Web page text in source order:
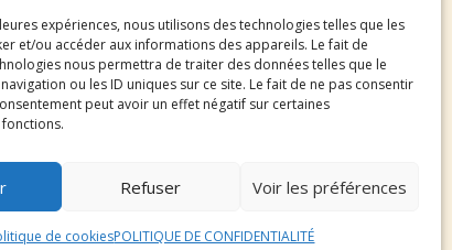
expériences, nous utilisons des technologies telles que les
et/ou accéder aux informations des appareils. Le fait de
nous permettra de traiter des données telles que le
ou les ID uniques sur ce site. Le fait de ne pas consentir
peut avoir un effet négatif sur certaines
Refuser Voir les préférences
de cookiesPOLITIQUE DE CONFIDENTIALITÉ
chaque race.
Schäferhund, en raison de son
athlétique. Cependant, il est essentiel
leur bien-être physique et mental.